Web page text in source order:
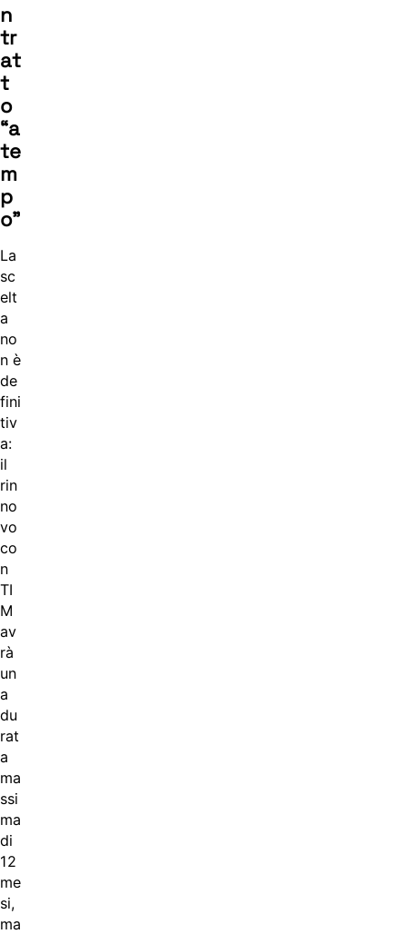
n
tr
at
t
o
“a
te
m
p
o”
La
sc
elt
a
no
n è
de
fini
tiv
a:
il
rin
no
vo
co
n
TI
M
av
rà
un
a
du
rat
a
ma
ssi
ma
di
12
me
si,
ma